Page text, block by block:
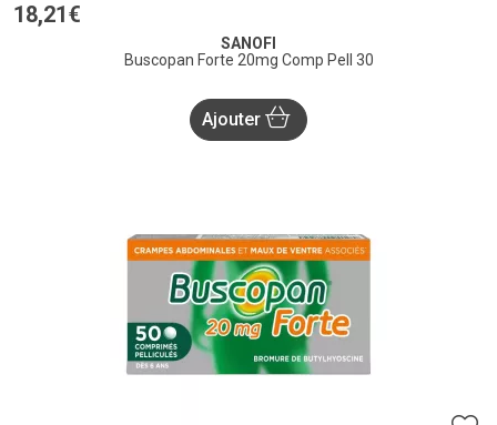
18,21 €
SANOFI
Buscopan Forte 20mg Comp Pell 30
Ajouter